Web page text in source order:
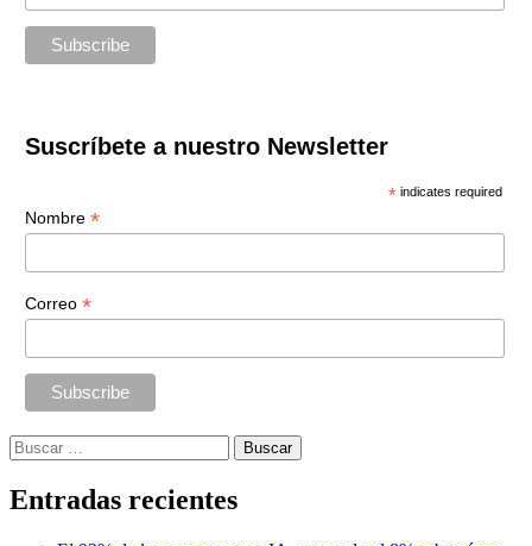
Suscríbete a nuestro Newsletter
* indicates required
Nombre *
Correo *
Buscar:
Entradas recientes